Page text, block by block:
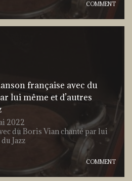
COMMENT
française avec du
lui même et d’autres
2022
du Boris Vian chanté par lui
Jazz
COMMENT